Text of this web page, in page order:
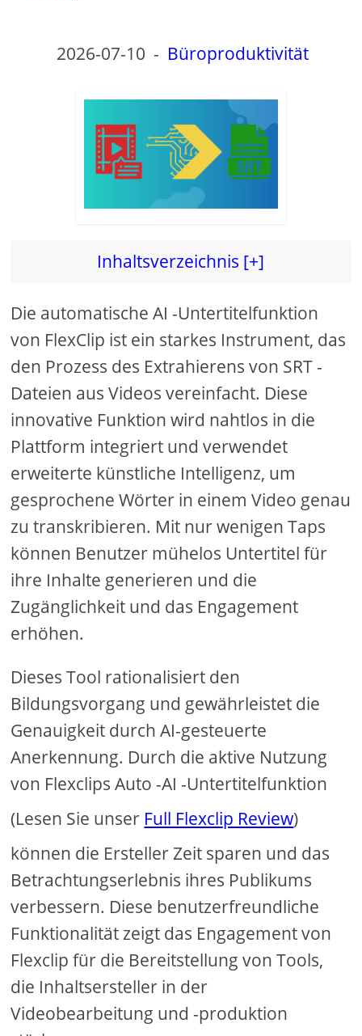
V
i
d
e
2026-07-10 - Büroproduktivität
Inhaltsverzeichnis [+]
Die automatische AI ​​-Untertitelfunktion
von FlexClip ist ein starkes Instrument, das
den Prozess des Extrahierens von SRT -
Dateien aus Videos vereinfacht. Diese
innovative Funktion wird nahtlos in die
Plattform integriert und verwendet
erweiterte künstliche Intelligenz, um
gesprochene Wörter in einem Video genau
zu transkribieren. Mit nur wenigen Taps
können Benutzer mühelos Untertitel für
ihre Inhalte generieren und die
Zugänglichkeit und das Engagement
erhöhen.
Dieses Tool rationalisiert den
Bildungsvorgang und gewährleistet die
Genauigkeit durch AI-gesteuerte
Anerkennung. Durch die aktive Nutzung
von Flexclips Auto -AI -Untertitelfunktion
(Lesen Sie unser Full Flexclip Review)
können die Ersteller Zeit sparen und das
Betrachtungserlebnis ihres Publikums
verbessern. Diese benutzerfreundliche
Funktionalität zeigt das Engagement von
Flexclip für die Bereitstellung von Tools,
die Inhaltsersteller in der
Videobearbeitung und -produktion